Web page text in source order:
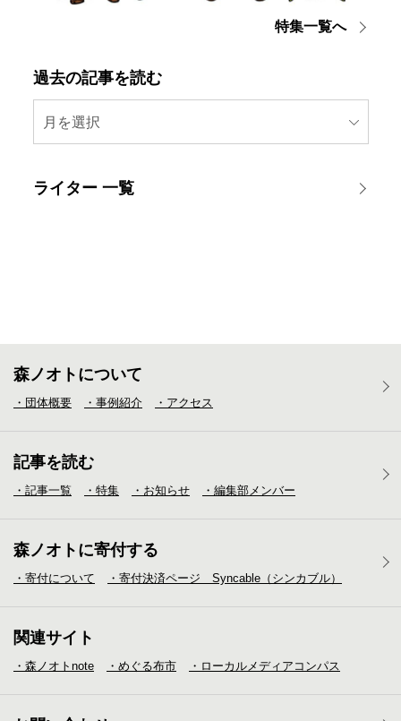
特集一覧へ
過去の記事を読む
月を選択
ライター 一覧
森ノオトについて
・団体概要 ・事例紹介 ・アクセス
記事を読む
・記事一覧 ・特集 ・お知らせ ・編集部メンバー
森ノオトに寄付する
・寄付について ・寄付決済ページ Syncable（シンカブル）
関連サイト
・森ノオトnote ・めぐる布市 ・ローカルメディア コンパス